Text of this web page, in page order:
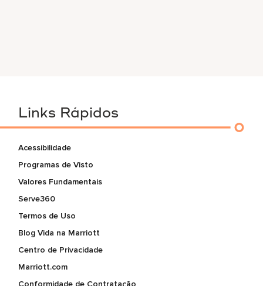
Links Rápidos
Acessibilidade
Programas de Visto
Valores Fundamentais
Serve360
Termos de Uso
Blog Vida na Marriott
Centro de Privacidade
Marriott.com
Conformidade de Contratação